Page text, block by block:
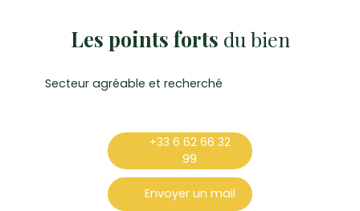
Les points forts du bien
Secteur agréable et recherché
+33 6 62 66 32
99
Envoyer un mail